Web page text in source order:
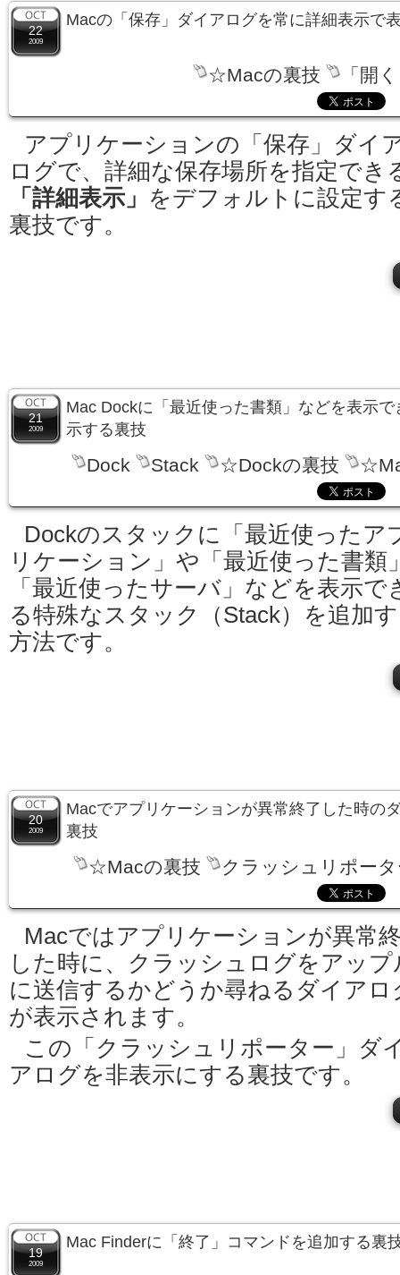
22
2009
Macの「保存」ダイアログを常に詳細表示で
☆Macの裏技 「開
アプリケーションの「保存」ダイ
ログで、詳細な保存場所を指定でき
「詳細表示」
をデフォルトに設定す
裏技です。
21
2009
Mac Dockに「最近使った書類」などを表示
示する裏技
Dock Stack ☆Dockの裏技
Dockのスタックに「最近使ったア
リケーション」や「最近使った書類
「最近使ったサーバ」などを表示で
る特殊なスタック（Stack）を追加
方法です。
20
2009
Macでアプリケーションが異常終了した時の
裏技
☆Macの裏技 クラッシュリポー
Macではアプリケーションが異常
した時に、クラッシュログをアップ
に送信するかどうか尋ねるダイアロ
が表示されます。
この「クラッシュリポーター」ダ
アログを非表示にする裏技です。
19
2009
Mac Finderに「終了」コマンドを追加する裏